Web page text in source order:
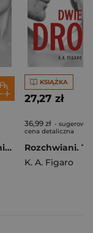
Bez tchu, wydanie kieszonkowe
KSIĄŻKA
27,27 zł
36,99 zł -
cena detaliczna
K. A. Figaro